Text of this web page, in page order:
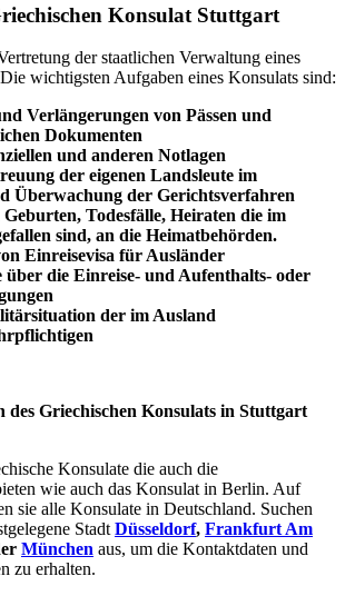
Konsulat Stuttgart
der staatlichen Verwaltung eines
wichtigsten Aufgaben eines Konsulats sind:
Verlängerungen von Pässen und
Dokumenten
und anderen Notlagen
der eigenen Landsleute im
Überwachung der Gerichtsverfahren
Todesfälle, Heiraten die im
sind, an die Heimatbehörden.
Einreisevisa für Ausländer
die Einreise- und Aufenthalts- oder
der im Ausland
des Griechischen Konsulats in Stuttgart
Konsulate die auch die
wie auch das Konsulat in Berlin. Auf
sie alle Konsulate in Deutschland. Suchen
StadtDüsseldorf, Frankfurt Am
München aus, um die Kontaktdaten und
zu erhalten.